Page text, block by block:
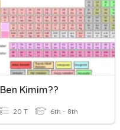
Ben Kimim??
20 T 6th - 8th